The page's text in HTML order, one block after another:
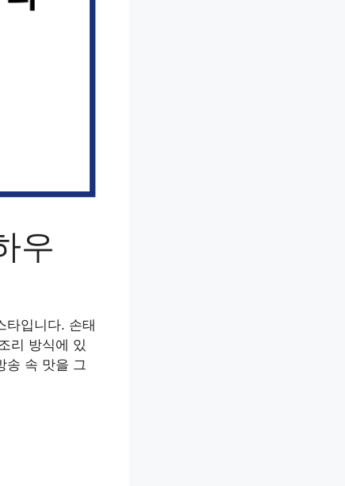
우
타입니다. 손태
리 방식에 있
송 속 맛을 그